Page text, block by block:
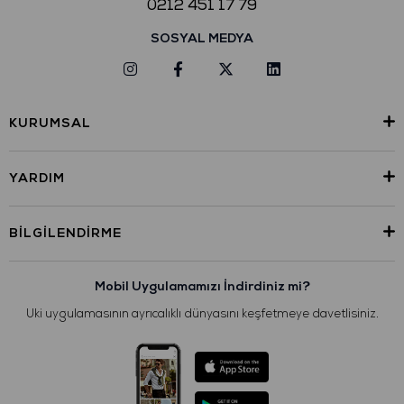
0212 451 17 79
SOSYAL MEDYA
KURUMSAL
YARDIM
BILGILENDIRME
Mobil Uygulamamızı İndirdiniz mi?
Uki uygulamasının ayrıcalıklı dünyasını keşfetmeye davetlisiniz.